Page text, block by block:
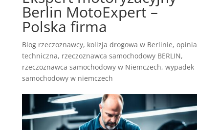
Berlin MotoExpert –
Polska firma
Blog rzeczoznawcy, kolizja drogowa w Berlinie, opinia
techniczna, rzeczoznawca samochodowy BERLIN,
rzeczoznawca samochodowy w Niemczech, wypadek
samochodowy w niemczech